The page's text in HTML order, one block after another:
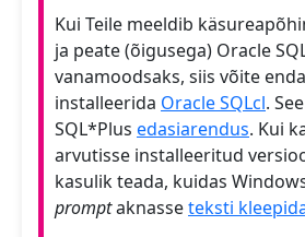
Kui Teile meeldib
ja peate (õigusega) Oracle
vanamoodsaks, siis võite
installeerida Oracle SQLcl.
SQL*Plus edasiarendus. Kui
arvutisse installeeritud
kasulik teada, kuidas
promptaknasseteksti